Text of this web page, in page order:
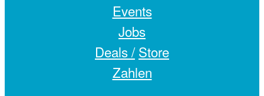
Events
Jobs
Deals / Store
Zahlen